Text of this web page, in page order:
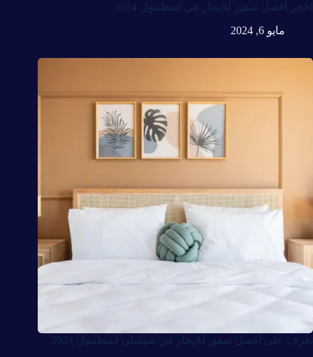
احجز أفضل شقق للايجار في اسطنبول 2024
مايو 6, 2024
تعرف على أفضل شقق للايجار في شيشلي اسطنبول 2024